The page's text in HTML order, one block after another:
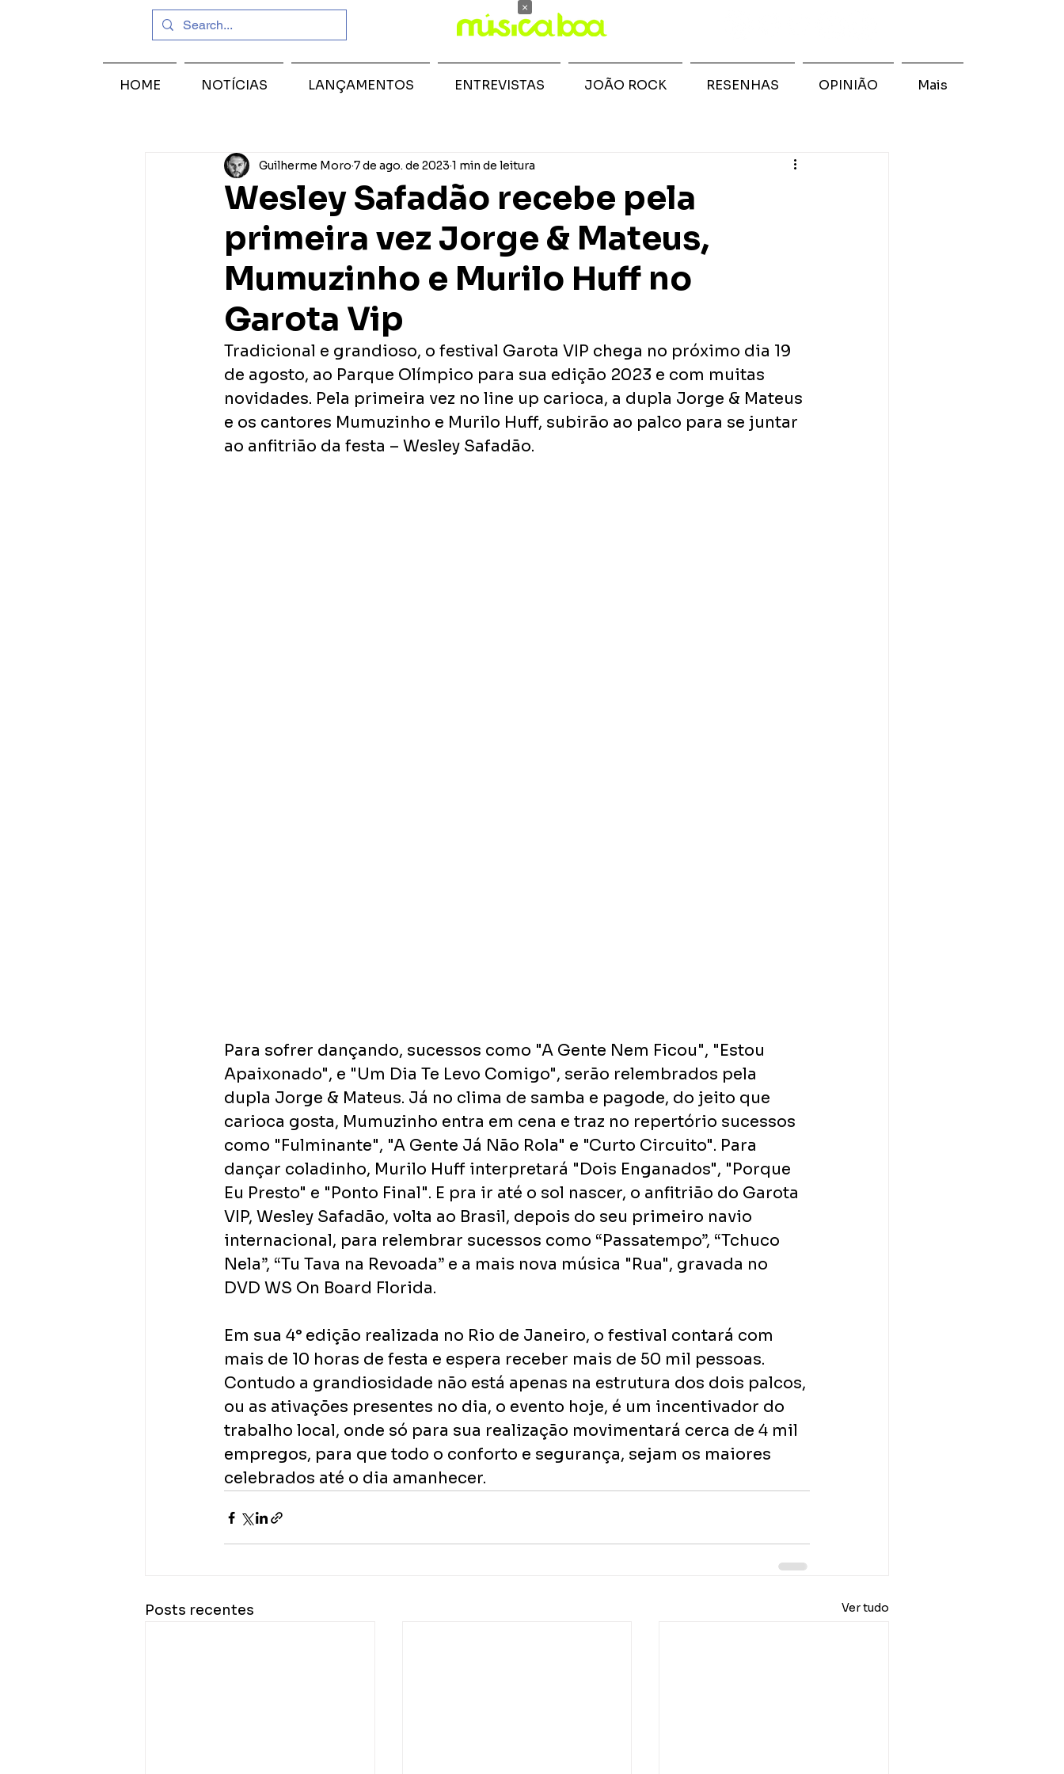
Wesley Safadão recebe pela
primeira vez Jorge & Mateus,
Mumuzinho e Murilo Huff no
Garota Vip
Guilherme Moro 7 de ago. de 2023 1 min de leitura
Tradicional e grandioso, o festival Garota VIP chega no próximo dia 19
de agosto, ao Parque Olímpico para sua edição 2023 e com muitas
novidades. Pela primeira vez no line up carioca, a dupla Jorge & Mateus
e os cantores Mumuzinho e Murilo Huff, subirão ao palco para se juntar
ao anfitrião da festa – Wesley Safadão.
Para sofrer dançando, sucessos como "A Gente Nem Ficou", "Estou
Apaixonado", e "Um Dia Te Levo Comigo", serão relembrados pela
dupla Jorge & Mateus. Já no clima de samba e pagode, do jeito que
carioca gosta, Mumuzinho entra em cena e traz no repertório sucessos
como "Fulminante", "A Gente Já Não Rola" e "Curto Circuito". Para
dançar coladinho, Murilo Huff interpretará "Dois Enganados", "Porque
Eu Presto" e "Ponto Final". E pra ir até o sol nascer, o anfitrião do Garota
VIP, Wesley Safadão, volta ao Brasil, depois do seu primeiro navio
internacional, para relembrar sucessos como “Passatempo”, “Tchuco
Nela”, “Tu Tava na Revoada” e a mais nova música "Rua", gravada no
DVD WS On Board Florida.
Em sua 4° edição realizada no Rio de Janeiro, o festival contará com
mais de 10 horas de festa e espera receber mais de 50 mil pessoas.
Contudo a grandiosidade não está apenas na estrutura dos dois palcos,
ou as ativações presentes no dia, o evento hoje, é um incentivador do
trabalho local, onde só para sua realização movimentará cerca de 4 mil
empregos, para que todo o conforto e segurança, sejam os maiores
celebrados até o dia amanhecer.
Posts recentes Ver tudo
HOME NOTÍCIAS LANÇAMENTOS ENTREVISTAS JOÃO ROCK RESENHAS OPINIÃO Mais
×